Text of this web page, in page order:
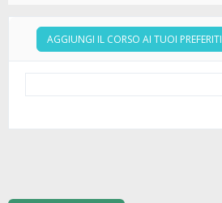
AGGIUNGI IL CORSO AI TUOI PREFERITI